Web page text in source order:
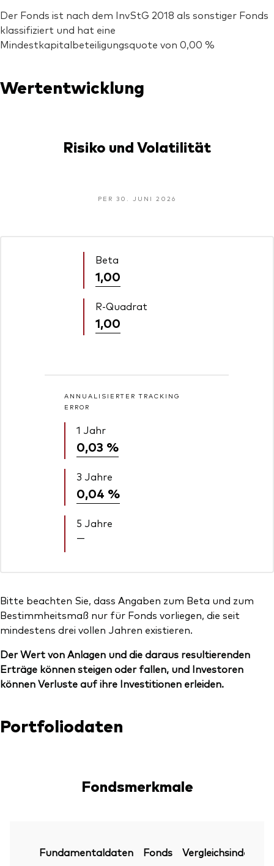
Der Fonds ist nach dem InvStG 2018 als sonstiger Fonds
klassifiziert und hat eine
Mindestkapitalbeteiligungsquote von 0,00 %
Wertentwicklung
Risiko und Volatilität
PER 30. JUNI 2026
Beta
1,00
R-Quadrat
1,00
ANNUALISIERTER TRACKING
ERROR
1 Jahr
0,03 %
3 Jahre
0,04 %
5 Jahre
—
Bitte beachten Sie, dass Angaben zum Beta und zum
Bestimmheitsmaß nur für Fonds vorliegen, die seit
mindestens drei vollen Jahren existieren.
Der Wert von Anlagen und die daraus resultierenden
Erträge können steigen oder fallen, und Investoren
können Verluste auf ihre Investitionen erleiden.
Portfoliodaten
Fondsmerkmale
Fundamentaldaten Fonds Vergleichsindex